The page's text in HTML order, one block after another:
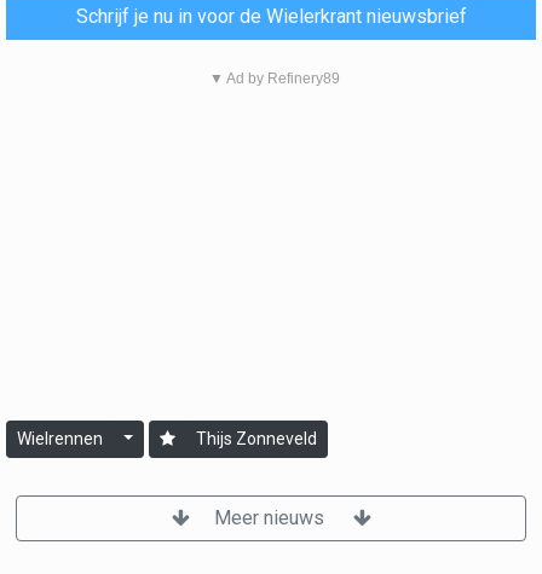
Schrijf je nu in voor de Wielerkrant nieuwsbrief
▼ Ad by Refinery89
Wielrennen Thijs Zonneveld
Meer nieuws